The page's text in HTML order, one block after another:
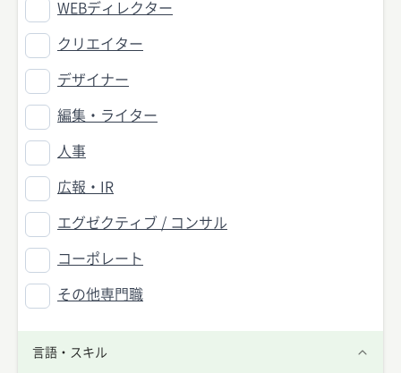
WEBディレクター
クリエイター
デザイナー
編集・ライター
人事
広報・IR
エグゼクティブ / コンサル
コーポレート
その他専門職
言語・スキル